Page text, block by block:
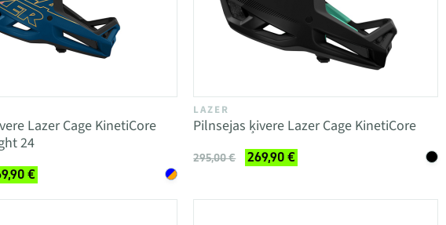
Lazer Cage KinetiCore
24
€
LAZER
Pilnsejas ķivere Lazer Cage KinetiCore
295,00 € 269,90 €